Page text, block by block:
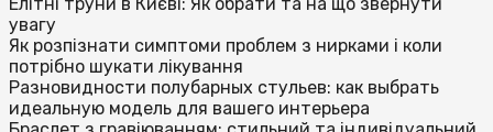
увагу
Як розпізнати симптоми проблем з нирками і коли
потрібно шукати лікування
Разновидности полубарных стульев: как выбрать
идеальную модель для вашего интерьера